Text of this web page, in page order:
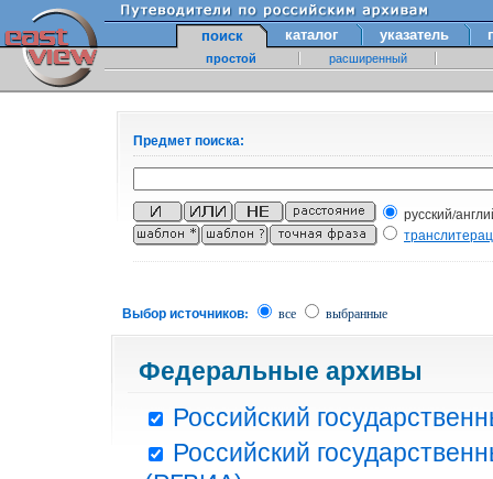
поиск каталог указатель
простой расширенный
Предмет поиска:
русский/
Выбор источников: все выбранные
Федеральные архивы
Российский
Российский